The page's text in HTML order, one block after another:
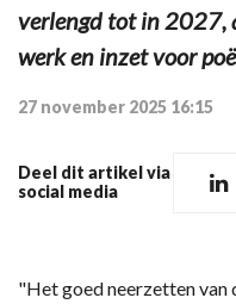
verlengd tot in 2027,
werk en inzet voor
27 november 2025 16:15
Deel dit artikel via
social media
"Het goed neerzetten van